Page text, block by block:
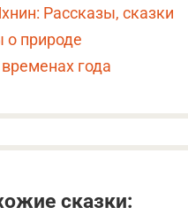
Рассказы, сказки
о природе
года
сказки: